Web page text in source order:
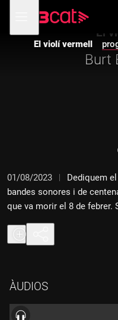
navegació
principal
menú
de
El violí vermell
El
Burt
01/08/2023
Dediquem
bandes sonores i de
que va morir el 8 de febrer.
bandes sonores com "Com
millor amic", "Casino
Kid"...
ÀUDIOS